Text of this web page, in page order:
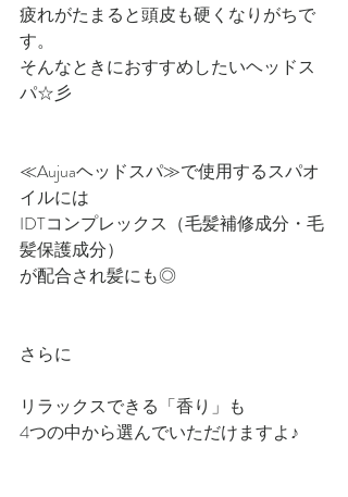
疲れがたまると頭皮も硬くなりがちで
す。
そんなときにおすすめしたいヘッドス
パ☆彡
≪Aujuaヘッドスパ≫で使用するスパオ
イルには
IDTコンプレックス（毛髪補修成分・毛
髪保護成分）
が配合され髪にも◎
さらに
リラックスできる「香り」も
4つの中から選んでいただけますよ♪